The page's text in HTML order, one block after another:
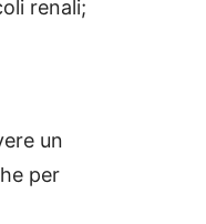
renali;
un
per